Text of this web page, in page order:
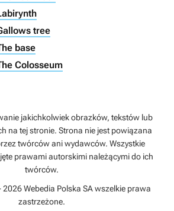
tree
base
Colosseum
jakichkolwiek obrazków, tekstów lub
na tej stronie. Strona nie jest powiązana
twórców ani wydawców. Wszystkie
prawami autorskimi należącymi do ich
twórców.
Webedia Polska SA wszelkie prawa
zastrzeżone.